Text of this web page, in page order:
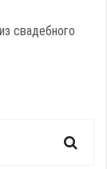
свадебного